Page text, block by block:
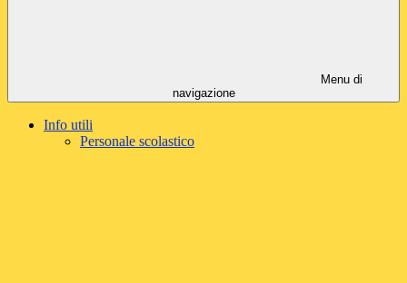
Menu di
navigazione
Info utili
Personale scolastico